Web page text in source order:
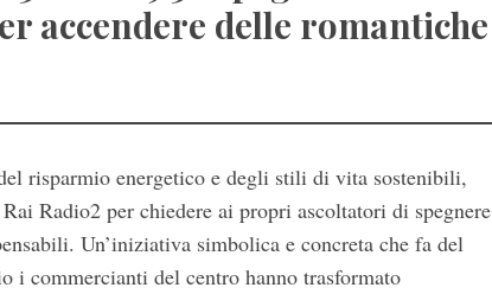
accendere delle romantiche
risparmio energetico e degli stili di vita sostenibili,
Radio2 per chiedere ai propri ascoltatori di spegnere
Un’iniziativa simbolica e concreta che fa del
i commercianti del centro hanno trasformato